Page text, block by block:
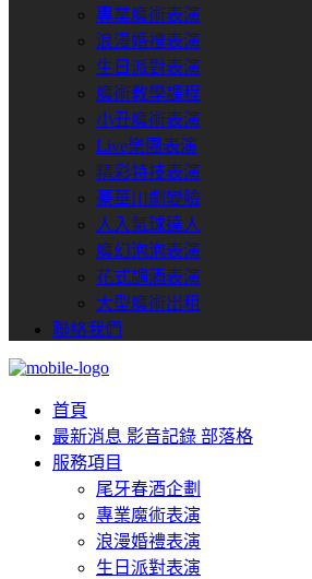
專業魔術表演
浪漫婚禮表演
生日派對表演
魔術教學課程
小丑魔術表演
Live樂團表演
精彩特技表演
豪華川劇變臉
人入氣球達人
魔幻泡泡表演
花式調酒表演
大型魔術出租
聯絡我們
首頁
最新消息 影音記錄 部落格
服務項目
尾牙春酒企劃
專業魔術表演
浪漫婚禮表演
生日派對表演